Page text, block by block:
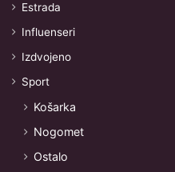
Estrada
Influenseri
Izdvojeno
Sport
Košarka
Nogomet
Ostalo